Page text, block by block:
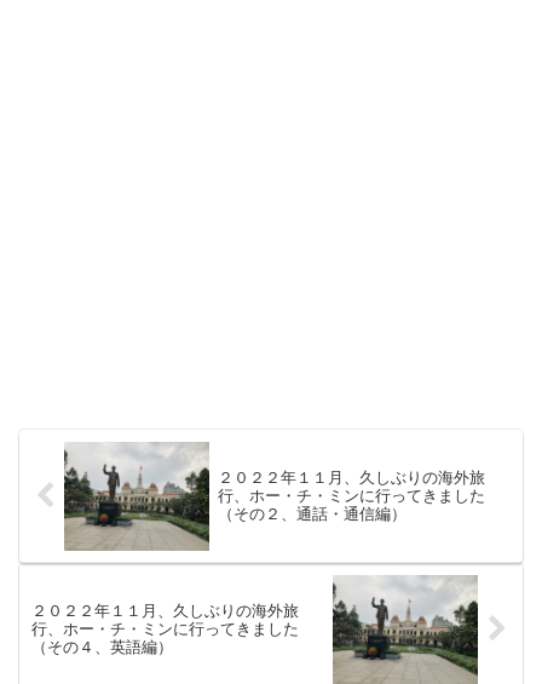
２０２２年１１月、久しぶりの海外旅
行、ホー・チ・ミンに行ってきました
（その２、通話・通信編）
２０２２年１１月、久しぶりの海外旅
行、ホー・チ・ミンに行ってきました
（その４、英語編）